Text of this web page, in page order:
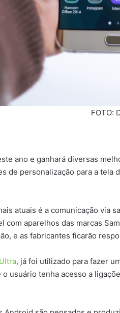
FOTO:
ano e ganhará diversas
de personalização para a
atuais é a comunicação via
aparelhos das marcas
e as fabricantes ficarão
, já foi utilizado para fazer
usuário tenha acesso a